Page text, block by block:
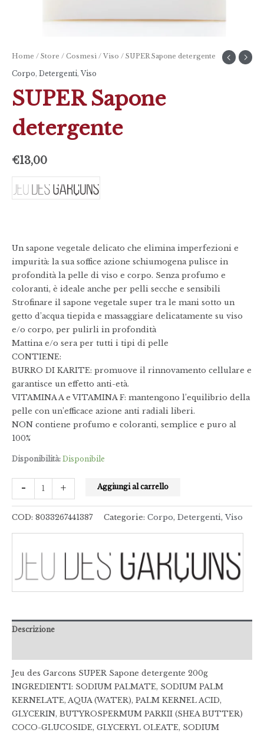
Home / Store / Cosmesi / Viso / SUPER Sapone detergente
Corpo, Detergenti, Viso
SUPER Sapone
detergente
€13,00
Un sapone vegetale delicato che elimina imperfezioni e
impurità: la sua soffice azione schiumogena pulisce in
profondità la pelle di viso e corpo. Senza profumo e
coloranti, è ideale anche per pelli secche e sensibili
Strofinare il sapone vegetale super tra le mani sotto un
getto d’acqua tiepida e massaggiare delicatamente su viso
e/o corpo, per pulirli in profondità
Mattina e/o sera per tutti i tipi di pelle
CONTIENE:
BURRO DI KARITE: promuove il rinnovamento cellulare e
garantisce un effetto anti-età.
VITAMINA A e VITAMINA F: mantengono l’equilibrio della
pelle con un’efficace azione anti radiali liberi.
NON contiene profumo e coloranti, semplice e puro al
100%
Disponibilità: Disponibile
- + Aggiungi al carrello
COD: 8033267441387 Categorie: Corpo, Detergenti, Viso
Descrizione
Jeu des Garcons SUPER Sapone detergente 200g
INGREDIENTI: SODIUM PALMATE, SODIUM PALM
KERNELATE, AQUA (WATER), PALM KERNEL ACID,
GLYCERIN, BUTYROSPERMUM PARKII (SHEA BUTTER)
COCO-GLUCOSIDE, GLYCERYL OLEATE, SODIUM